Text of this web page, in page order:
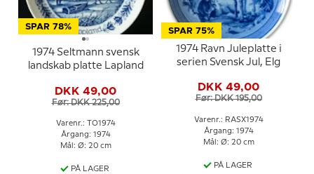
SPAR 78%
1974 Seltmann svensk
landskab platte Lapland
DKK 49,00
Før: DKK 225,00
Varenr.: TO1974
Årgang: 1974
Mål: Ø: 20 cm
PÅ LAGER
SPAR 75%
1974 Ravn Juleplatte i
serien Svensk Jul, Elg
DKK 49,00
Før: DKK 195,00
Varenr.: RASX1974
Årgang: 1974
Mål: Ø: 20 cm
PÅ LAGER